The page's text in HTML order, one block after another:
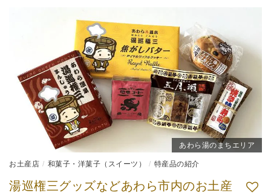
あわら湯のまちエリア
お土産店 和菓子・洋菓子（スイーツ） 特産品の紹介
湯巡権三グッズなどあわら市内のお土産